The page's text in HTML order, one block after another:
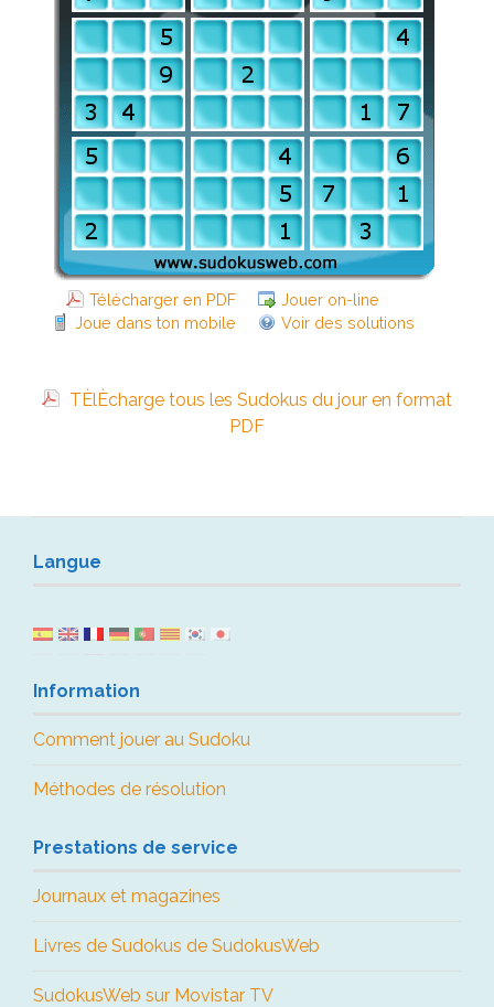
Télécharger en PDF
Jouer on-line
Joue dans ton mobile
Voir des solutions
TÈlÈcharge tous les Sudokus du jour en format
PDF
Langue
Information
Comment jouer au Sudoku
Méthodes de résolution
Prestations de service
Journaux et magazines
Livres de Sudokus de SudokusWeb
SudokusWeb sur Movistar TV